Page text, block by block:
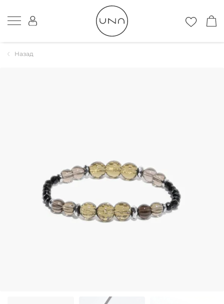
Назад